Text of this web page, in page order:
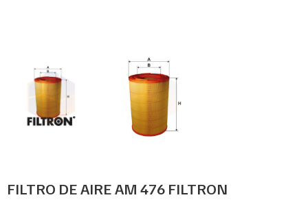
FILTRO DE AIRE AM 476 FILTRON